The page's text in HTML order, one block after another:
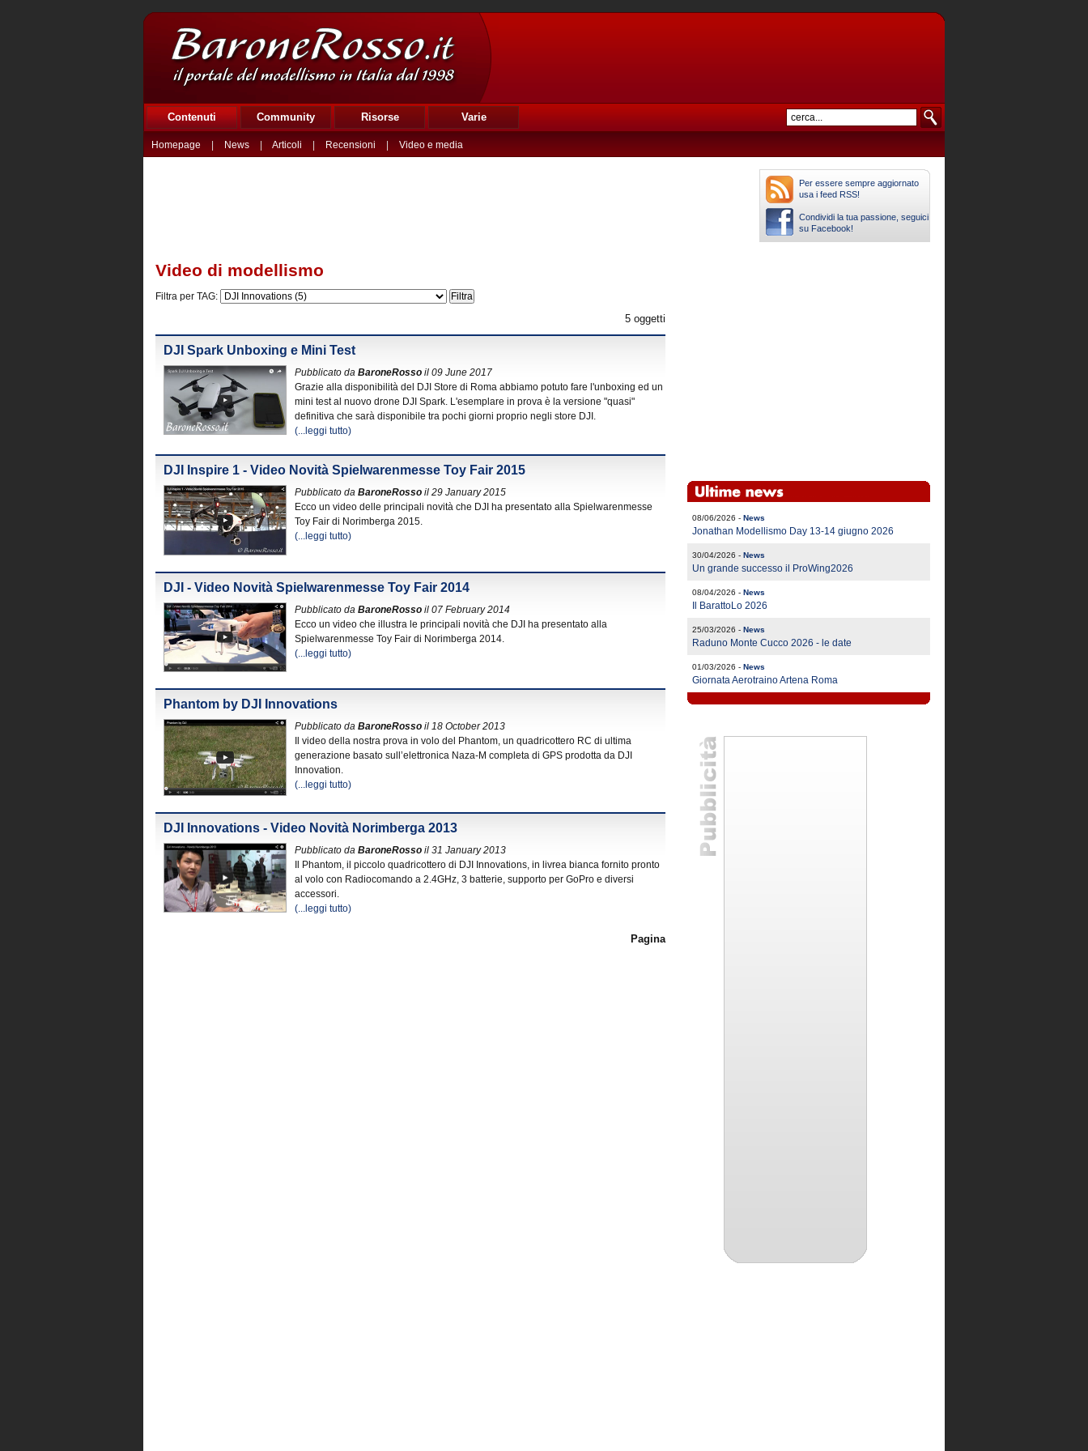
Contenuti Community Risorse Varie
Homepage News Articoli Recensioni Video e media
Per essere sempre aggiornato
usa i feed RSS!
Condividi la tua passione, seguici
su Facebook!
Video di modellismo
Filtra per TAG:
5 oggetti
DJI Spark Unboxing e Mini Test
Pubblicato da BaroneRosso il 09 June 2017
Grazie alla disponibilità del DJI Store di Roma abbiamo potuto fare l'unboxing ed un
mini test al nuovo drone DJI Spark. L'esemplare in prova è la versione "quasi"
definitiva che sarà disponibile tra pochi giorni proprio negli store DJI.
(...leggi tutto)
DJI Inspire 1 - Video Novità Spielwarenmesse Toy Fair 2015
Pubblicato da BaroneRosso il 29 January 2015
Ecco un video delle principali novità che DJI ha presentato alla Spielwarenmesse
Toy Fair di Norimberga 2015.
(...leggi tutto)
DJI - Video Novità Spielwarenmesse Toy Fair 2014
Pubblicato da BaroneRosso il 07 February 2014
Ecco un video che illustra le principali novità che DJI ha presentato alla
Spielwarenmesse Toy Fair di Norimberga 2014.
(...leggi tutto)
Phantom by DJI Innovations
Pubblicato da BaroneRosso il 18 October 2013
Il video della nostra prova in volo del Phantom, un quadricottero RC di ultima
generazione basato sull’elettronica Naza-M completa di GPS prodotta da DJI
Innovation.
(...leggi tutto)
DJI Innovations - Video Novità Norimberga 2013
Pubblicato da BaroneRosso il 31 January 2013
Il Phantom, il piccolo quadricottero di DJI Innovations, in livrea bianca fornito pronto
al volo con Radiocomando a 2.4GHz, 3 batterie, supporto per GoPro e diversi
accessori.
(...leggi tutto)
Pagina
08/06/2026 - News
Jonathan Modellismo Day 13-14 giugno 2026
30/04/2026 - News
Un grande successo il ProWing2026
08/04/2026 - News
Il BarattoLo 2026
25/03/2026 - News
Raduno Monte Cucco 2026 - le date
01/03/2026 - News
Giornata Aerotraino Artena Roma